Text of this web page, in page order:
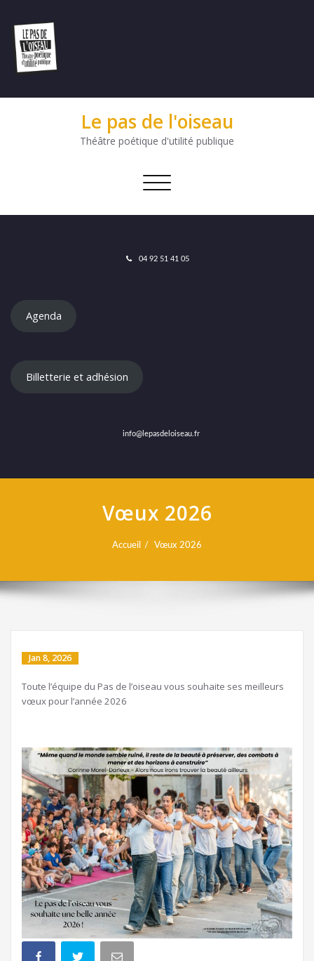
Le pas de l'oiseau
Théâtre poétique d'utilité publique
Afficher/masquer
navigation
04 92 51 41 05
Agenda
Billetterie et adhésion
info@lepasdeloiseau.fr
Vœux 2026
Accueil Vœux 2026
Jan 8, 2026
Toute l’équipe du Pas de l’oiseau vous souhaite ses meilleurs
vœux pour l’année 2026